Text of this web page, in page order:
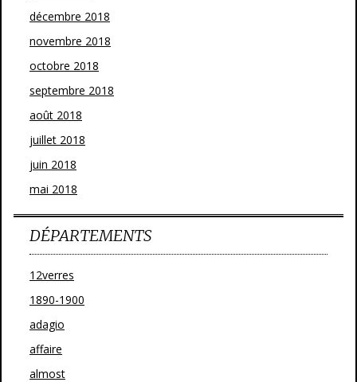
décembre 2018
novembre 2018
octobre 2018
septembre 2018
août 2018
juillet 2018
juin 2018
mai 2018
DÉPARTEMENTS
12verres
1890-1900
adagio
affaire
almost